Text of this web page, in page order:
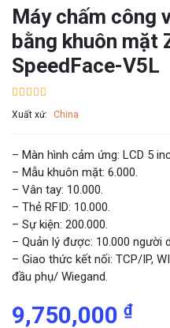
Máy chấm công
bằng khuôn mặt
SpeedFace-V5L
Xuất xứ: China
– Màn hình cảm ứng: LCD 5
– Mẫu khuôn mặt: 6.000.
– Vân tay: 10.000.
– Thẻ RFID: 10.000.
– Sự kiện: 200.000.
– Quản lý được: 10.000 người
– Giao thức kết nối: TCP/IP,
đầu phụ/ Wiegand.
9,750,000 ₫